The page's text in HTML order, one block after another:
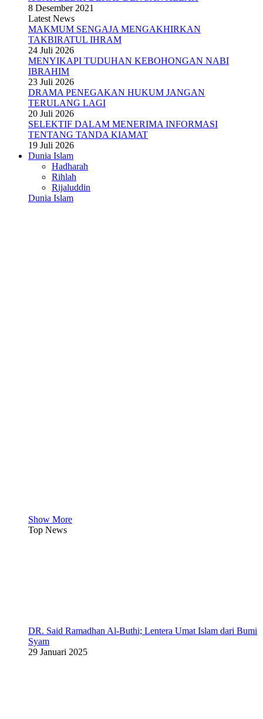
8 Desember 2021
Latest News
MAKMUM SENGAJA MENGAKHIRKAN
TAKBIRATUL IHRAM
24 Juli 2026
MENYIKAPI TUDUHAN KEBOHONGAN NABI
IBRAHIM
23 Juli 2026
DRAMA PENEGAKAN HUKUM JANGAN
TERULANG LAGI
20 Juli 2026
SELEKTIF DALAM MENERIMA INFORMASI
TENTANG TANDA KIAMAT
19 Juli 2026
Dunia Islam
Hadharah
Rihlah
Rijaluddin
Dunia Islam
Show More
Top News
DR. Said Ramadhan Al-Buthi; Lentera Umat Islam dari Bumi
Syam
29 Januari 2025